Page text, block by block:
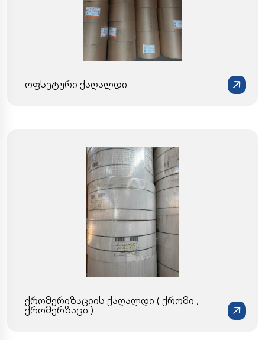
ოფსეტური ქაღალდი
ქრომერიზაციის ქაღალდი ( ქრომი ,
ქრომერზაცი )